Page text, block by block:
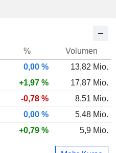
%
Volumen
0,00 %
13,82 Mio.
+1,97 %
17,87 Mio.
-0,78 %
8,51 Mio.
0,00 %
5,48 Mio.
+0,79 % 5,9 Mio.